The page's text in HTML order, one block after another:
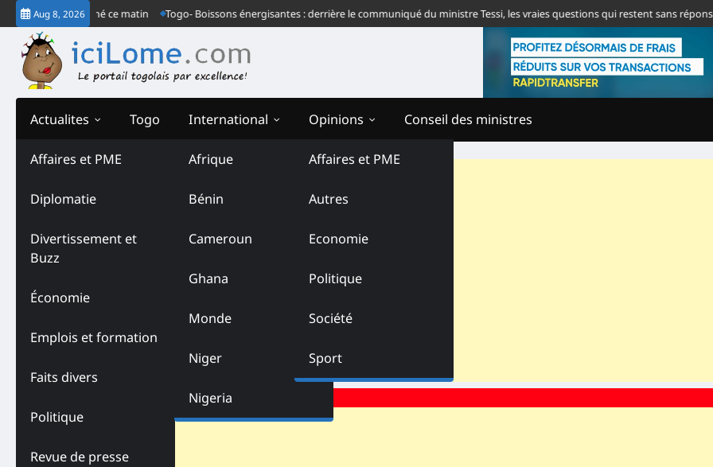
Skip
to
content
Aug 8, 2026
à Lomé ce matin Togo- Boissons énergisantes : derrière le communiqué du ministre Tessi, les vraies questions qui restent sans réponse
Actualites
Affaires et PME
Diplomatie
Divertissement et
Buzz
Économie
Emplois et formation
Faits divers
Politique
Revue de presse
Togo International
Afrique
Bénin
Cameroun
Ghana
Monde
Niger
Nigeria
Opinions
Affaires et PME
Autres
Economie
Politique
Société
Sport
Conseil des ministres